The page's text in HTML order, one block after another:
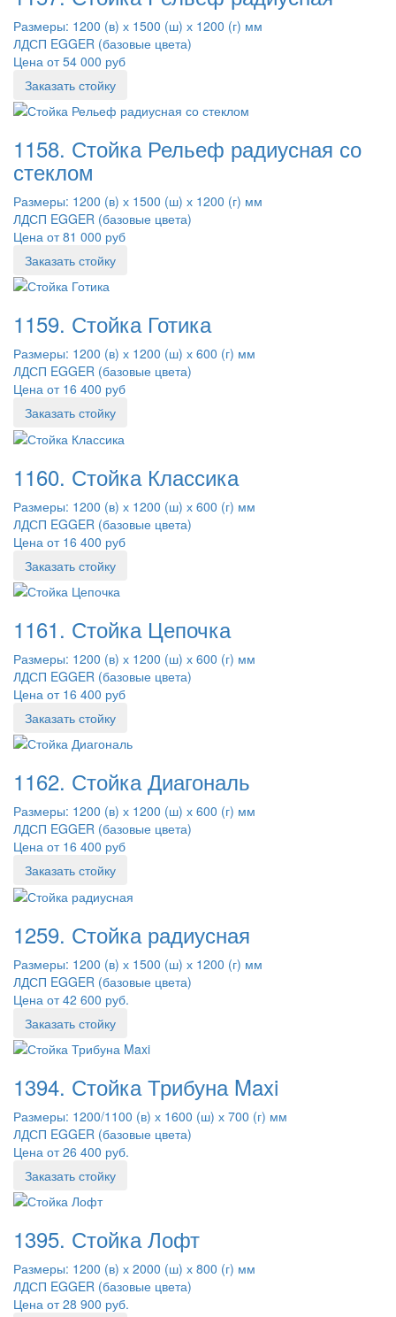
Размеры: 1200 (в) х 1500 (ш) х 1200 (г) мм
ЛДСП EGGER (базовые цвета)
Цена от 54 000 руб
Заказать стойку
1158. Стойка Рельеф радиусная со
стеклом
Размеры: 1200 (в) х 1500 (ш) х 1200 (г) мм
ЛДСП EGGER (базовые цвета)
Цена от 81 000 руб
Заказать стойку
1159. Стойка Готика
Размеры: 1200 (в) х 1200 (ш) х 600 (г) мм
ЛДСП EGGER (базовые цвета)
Цена от 16 400 руб
Заказать стойку
1160. Стойка Классика
Размеры: 1200 (в) х 1200 (ш) х 600 (г) мм
ЛДСП EGGER (базовые цвета)
Цена от 16 400 руб
Заказать стойку
1161. Стойка Цепочка
Размеры: 1200 (в) х 1200 (ш) х 600 (г) мм
ЛДСП EGGER (базовые цвета)
Цена от 16 400 руб
Заказать стойку
1162. Стойка Диагональ
Размеры: 1200 (в) х 1200 (ш) х 600 (г) мм
ЛДСП EGGER (базовые цвета)
Цена от 16 400 руб
Заказать стойку
1259. Стойка радиусная
Размеры: 1200 (в) х 1500 (ш) х 1200 (г) мм
ЛДСП EGGER (базовые цвета)
Цена от 42 600 руб.
Заказать стойку
1394. Стойка Трибуна Maxi
Размеры: 1200/1100 (в) х 1600 (ш) х 700 (г) мм
ЛДСП EGGER (базовые цвета)
Цена от 26 400 руб.
Заказать стойку
1395. Стойка Лофт
Размеры: 1200 (в) х 2000 (ш) х 800 (г) мм
ЛДСП EGGER (базовые цвета)
Цена от 28 900 руб.